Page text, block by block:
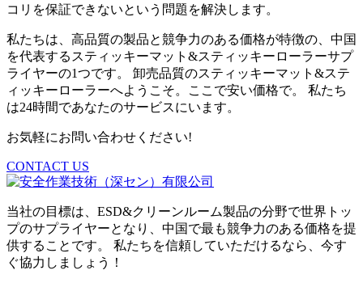
コリを保証できないという問題を解決します。
私たちは、高品質の製品と競争力のある価格が特徴の、中国
を代表するスティッキーマット&スティッキーローラーサプ
ライヤーの1つです。 卸売品質のスティッキーマット&ステ
ィッキーローラーへようこそ。ここで安い価格で。 私たち
は24時間であなたのサービスにいます。
お気軽にお問い合わせください!
CONTACT US
当社の目標は、ESD&クリーンルーム製品の分野で世界トッ
プのサプライヤーとなり、中国で最も競争力のある価格を提
供することです。 私たちを信頼していただけるなら、今す
ぐ協力しましょう！